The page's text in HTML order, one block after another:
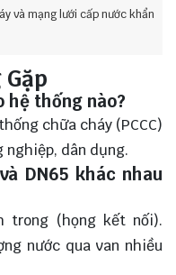
và mạng lưới cấp nước khẩn
Gặp
hệ thống nào?
chữa cháy (PCCC)
nghiệp, dân dụng.
DN65 khác nhau
trong (họng kết nối).
nước qua van nhiều